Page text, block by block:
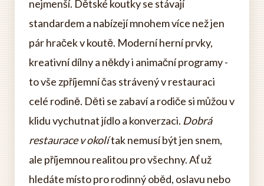
nejmenší. Dětské koutky se stávají
standardem a nabízejí mnohem více než jen
pár hraček v koutě. Moderní herní prvky,
kreativní dílny a někdy i animační programy -
to vše zpříjemní čas strávený v restauraci
celé rodině. Děti se zabaví a rodiče si můžou v
klidu vychutnat jídlo a konverzaci. Dobrá
restaurace v okolítak nemusí být jen snem,
ale příjemnou realitou pro všechny. Ať už
hledáte místo pro rodinný oběd, oslavu nebo